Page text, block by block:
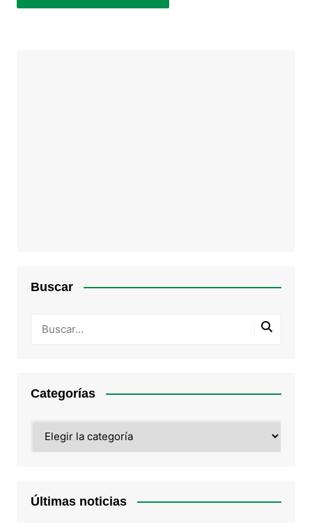
Buscar
Categorías
Últimas noticias